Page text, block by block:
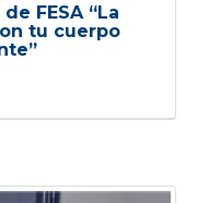
FESA “La
tu cuerpo